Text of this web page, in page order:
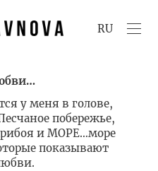
RU
у меня в голове,
побережье,
и МОРЕ…море
показывают